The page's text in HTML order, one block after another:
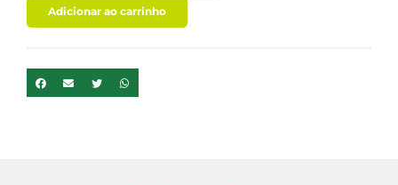
150ML
quantidade
Adicionar ao carrinho